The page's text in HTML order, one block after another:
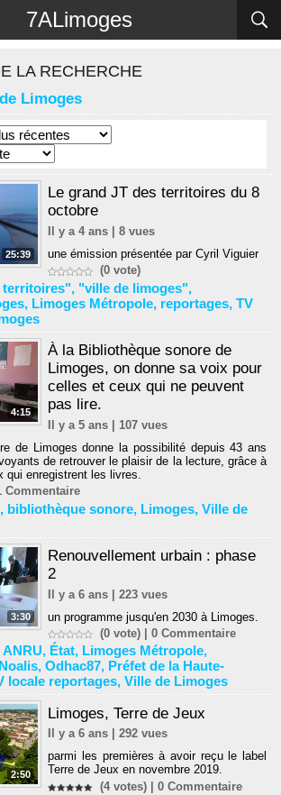
7ALimoges
LA RECHERCHE
Limoges
25:39
Le grand JT des territoires du 8
octobre
Il y a 4 ans | 8 vues
une émission présentée par Cyril Viguier
(0 vote)
territoires", "ville de limoges",
, Limoges Métropole, reportages, TV
4:15
À la Bibliothèque sonore de
Limoges, on donne sa voix pour
celles et ceux qui ne peuvent
pas lire.
Il y a 5 ans | 107 vues
de Limoges donne la possibilité depuis 43 ans
de retrouver le plaisir de la lecture, grâce à
qui enregistrent les livres.
Commentaire
, bibliothèque sonore, Limoges, Ville de
3:30
Renouvellement urbain : phase
2
Il y a 6 ans | 223 vues
un programme jusqu'en 2030 à Limoges.
(0 vote) |0 Commentaire
ANRU, État, Limoges Métropole,
Noalis, Odhac87, Préfet de la Haute-
locale reportages, Ville de Limoges
2:50
Limoges, Terre de Jeux
Il y a 6 ans | 292 vues
parmi les premières à avoir reçu le label
Terre de Jeux en novembre 2019.
(4 votes) |0 Commentaire